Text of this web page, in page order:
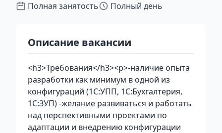
Полная занятость
Полный день
Описание вакансии
<h3>Требования</h3><p>-наличие опыта
разработки как минимум в одной из
конфигураций (1С:УПП, 1С:Бухгалтерия,
1С:ЗУП) -желание развиваться и работать
над перспективными проектами по
адаптации и внедрению конфигурации